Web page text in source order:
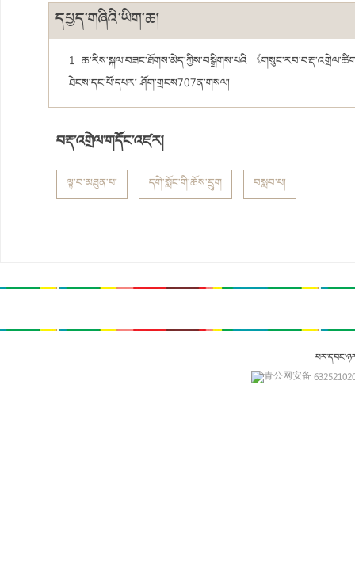
དཔྱད་གཞིའི་ཡིག་ཆ།
1 ཆ་རིས་སྐལ་བཟང་ཐོགས་མེད་ཀྱིས་བསྒྲིགས་པའི 《
ཐེངས་དང་པོ་དཔར། ཤོག་གྲངས707ན་གསལ།
བརྡ་འགྲེལ་གདོང་འཛར།
ལྟ་བ་མཐུན་པ། དགེ་སློང་གི་ཆོས་དྲུག བསླབ་པ།
青公网安备